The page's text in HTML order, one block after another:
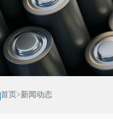
首页>新闻动态